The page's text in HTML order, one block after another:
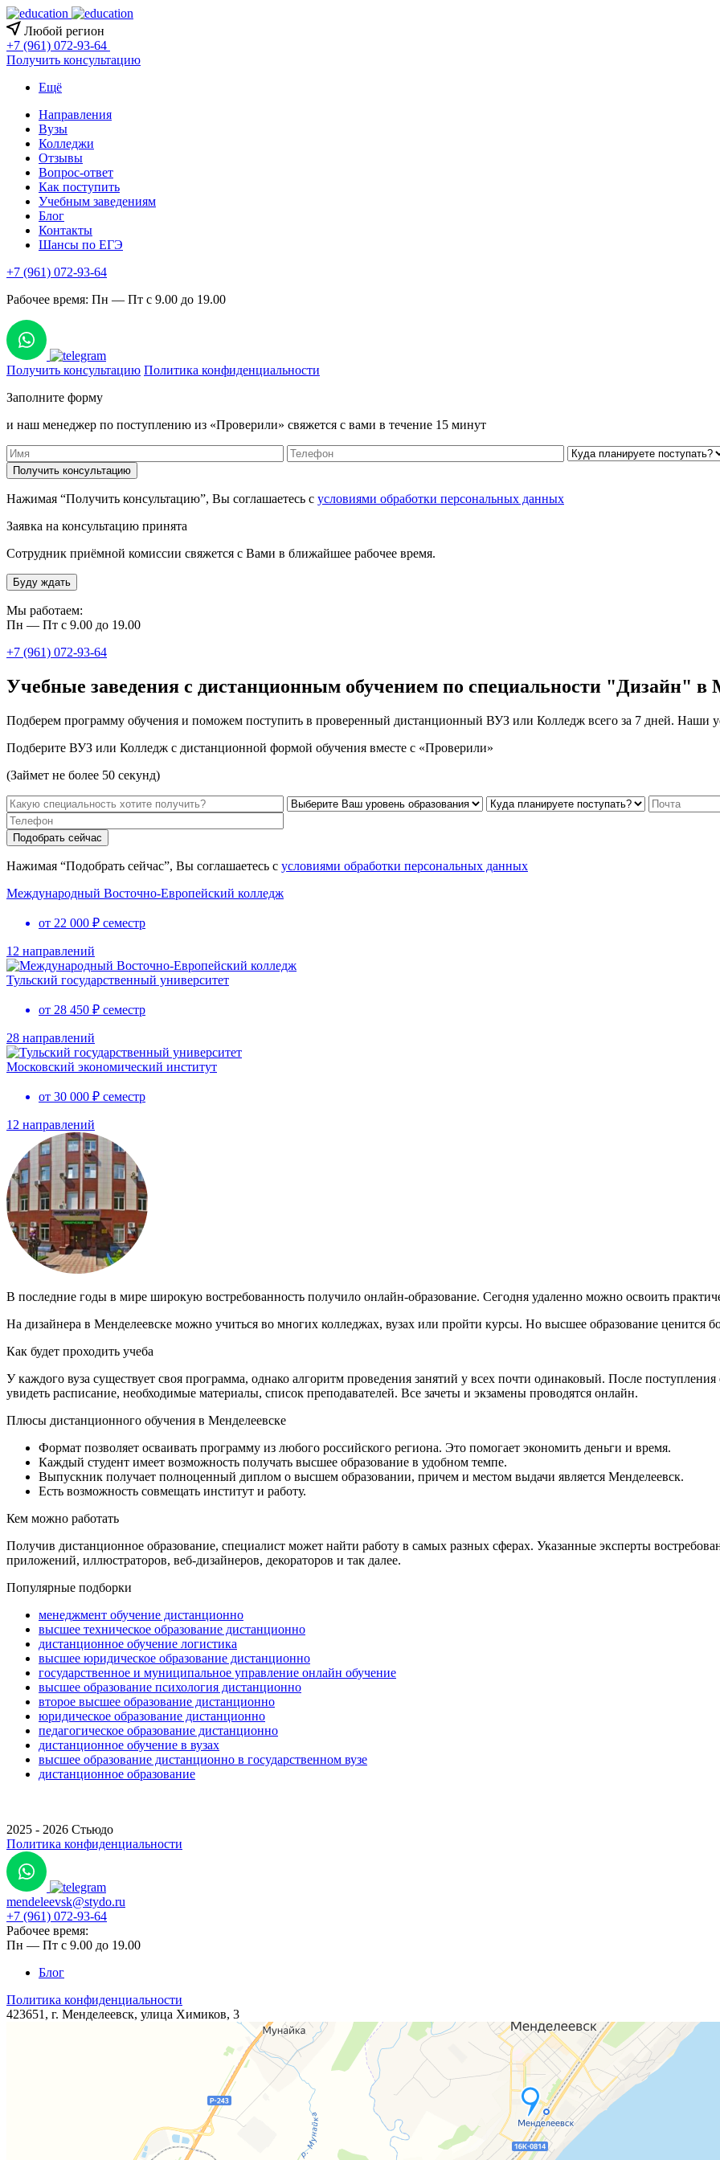
Любой регион
+7 (961) 072-93-64
Получить консультацию
Ещё
Направления
Вузы
Колледжи
Отзывы
Вопрос-ответ
Как поступить
Учебным заведениям
Блог
Контакты
Шансы по ЕГЭ
+7 (961) 072-93-64
Рабочее время: Пн — Пт с 9.00 до 19.00
Получить консультацию Политика конфиденциальности
Заполните форму
и наш менеджер по поступлению из «Проверили» свяжется с вами в течение 15 минут
Нажимая “Получить консультацию”, Вы соглашаетесь с условиями обработки персональных данных
Заявка на консультацию принята
Сотрудник приёмной комиссии свяжется с Вами в ближайшее рабочее время.
Буду ждать
Мы работаем:
Пн — Пт с 9.00 до 19.00
+7 (961) 072-93-64
Учебные заведения с дистанционным обучением по специальности "Дизайн" в
Подберем программу обучения и поможем поступить в проверенный дистанционный ВУЗ или Колледж всего за 7 дней. Наши
Подберите ВУЗ или Колледж с дистанционной формой обучения вместе с «Проверили»
(Займет не более 50 секунд)
Нажимая “Подобрать сейчас”, Вы соглашаетесь с условиями обработки персональных данных
Международный Восточно-Европейский колледж
от 22 000 ₽ семестр
12 направлений
Тульский государственный университет
от 28 450 ₽ семестр
28 направлений
Московский экономический институт
от 30 000 ₽ семестр
12 направлений
В последние годы в мире широкую востребованность получило онлайн-образование. Сегодня удаленно можно освоить
На дизайнера в Менделеевске можно учиться во многих колледжах, вузах или пройти курсы. Но высшее образование ценится
Как будет проходить учеба
У каждого вуза существует своя программа, однако алгоритм проведения занятий у всех почти одинаковый. После
увидеть расписание, необходимые материалы, список преподавателей. Все зачеты и экзамены проводятся онлайн.
Плюсы дистанционного обучения в Менделеевске
Формат позволяет осваивать программу из любого российского региона. Это помогает экономить деньги и время.
Каждый студент имеет возможность получать высшее образование в удобном темпе.
Выпускник получает полноценный диплом о высшем образовании, причем и местом выдачи является Менделеевск.
Есть возможность совмещать институт и работу.
Кем можно работать
Получив дистанционное образование, специалист может найти работу в самых разных сферах. Указанные эксперты
приложений, иллюстраторов, веб-дизайнеров, декораторов и так далее.
Популярные подборки
менеджмент обучение дистанционно
высшее техническое образование дистанционно
дистанционное обучение логистика
высшее юридическое образование дистанционно
государственное и муниципальное управление онлайн обучение
высшее образование психология дистанционно
второе высшее образование дистанционно
юридическое образование дистанционно
педагогическое образование дистанционно
дистанционное обучение в вузах
высшее образование дистанционно в государственном вузе
дистанционное образование
2025 - 2026 Стьюдо
Политика конфиденциальности
mendeleevsk@stydo.ru
+7 (961) 072-93-64
Рабочее время:
Пн — Пт с 9.00 до 19.00
Блог
Политика конфиденциальности
423651, г. Менделеевск, ​​улица Химиков, 3